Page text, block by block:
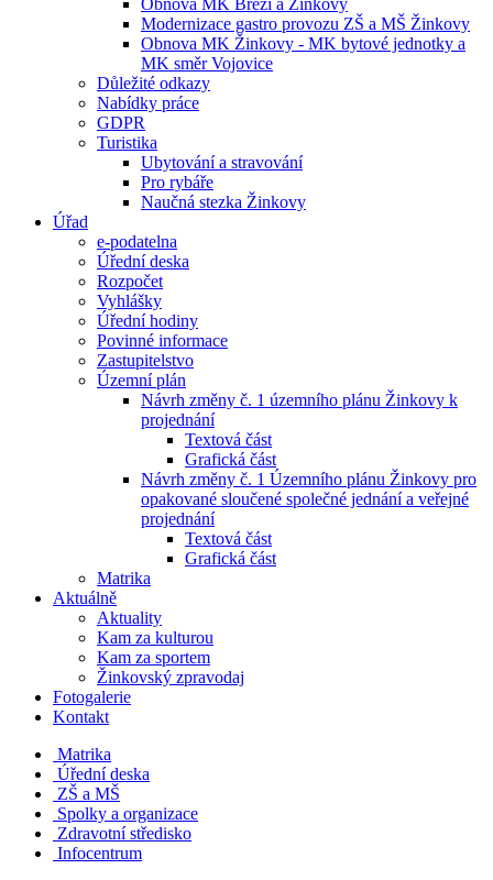
Obnova MK Březí a Žinkovy
Modernizace gastro provozu ZŠ a MŠ Žinkovy
Obnova MK Žinkovy - MK bytové jednotky a
MK směr Vojovice
Důležité odkazy
Nabídky práce
GDPR
Turistika
Ubytování a stravování
Pro rybáře
Naučná stezka Žinkovy
Úřad
e-podatelna
Úřední deska
Rozpočet
Vyhlášky
Úřední hodiny
Povinné informace
Zastupitelstvo
Územní plán
Návrh změny č. 1 územního plánu Žinkovy k
projednání
Textová část
Grafická část
Návrh změny č. 1 Územního plánu Žinkovy pro
opakované sloučené společné jednání a veřejné
projednání
Textová část
Grafická část
Matrika
Aktuálně
Aktuality
Kam za kulturou
Kam za sportem
Žinkovský zpravodaj
Fotogalerie
Kontakt
Matrika
Úřední deska
ZŠ a MŠ
Spolky a organizace
Zdravotní středisko
Infocentrum